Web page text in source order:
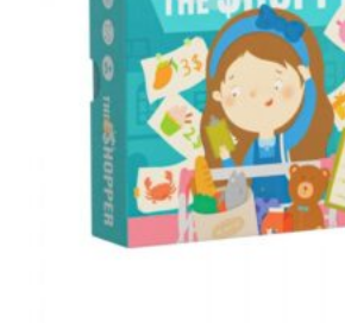
Dodaj u korpu